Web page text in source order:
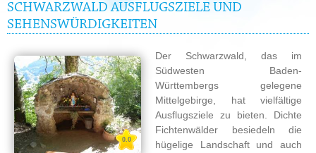
SCHWARZWALD AUSFLUGSZIELE UND
SEHENSWÜRDIGKEITEN
0.0
Der Schwarzwald, das im
Südwesten Baden-
Württembergs gelegene
Mittelgebirge, hat vielfältige
Ausflugsziele zu bieten. Dichte
Fichtenwälder besiedeln die
hügelige Landschaft und auch